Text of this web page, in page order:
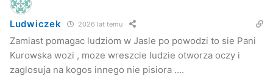
Ludwiczek 2026 lat temu
Zamiast pomagac ludziom w Jasle po powodzi to sie Pani
Kurowska wozi , moze wreszcie ludzie otworza oczy i
zaglosuja na kogos innego nie pisiora ….